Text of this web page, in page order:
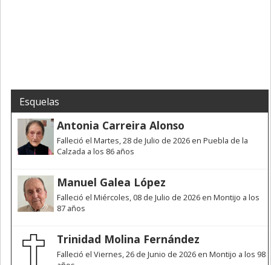
Esquelas
Antonia Carreira Alonso
Falleció el Martes, 28 de Julio de 2026 en Puebla de la
Calzada a los 86 años
Manuel Galea López
Falleció el Miércoles, 08 de Julio de 2026 en Montijo a los
87 años
Trinidad Molina Fernández
Falleció el Viernes, 26 de Junio de 2026 en Montijo a los 98